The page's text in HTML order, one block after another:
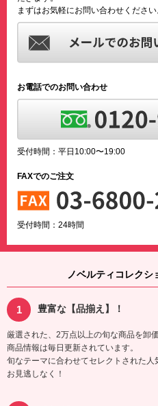
まずはお気軽にお問い合わせください
お電話でのお問い合わせ
受付時間：平日10:00〜19:00
FAXでのご注文
受付時間：24時間
ノベルティコレクシ
豊富な【品揃え】！
厳選された、2万点以上の旬な商品を卸
商品情報は毎日更新されています。
旬なテーマに合わせてセレクトされた
お見逃しなく！